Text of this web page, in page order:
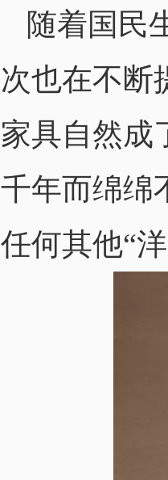
随着国民
次也在不断
家具自然成
千年而绵绵
任何其他“